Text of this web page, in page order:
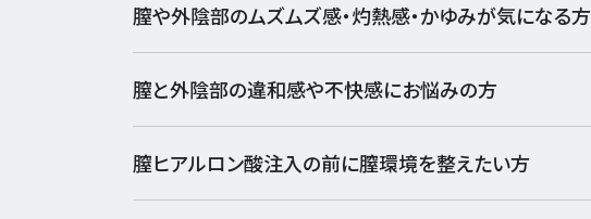
膣や外陰部のムズムズ感・灼熱感・かゆみが気になる方
膣と外陰部の違和感や不快感にお悩みの方
膣ヒアルロン酸注入の前に膣環境を整えたい方